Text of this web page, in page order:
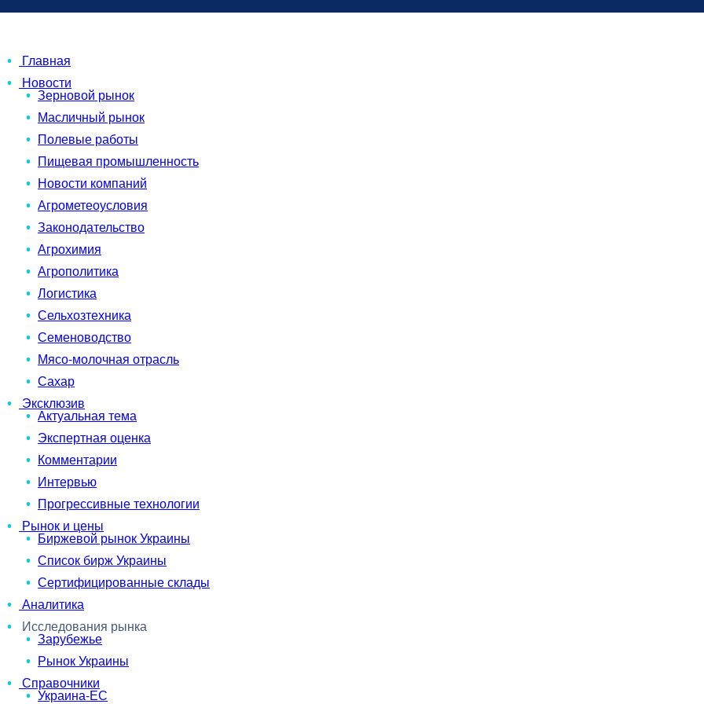
Главная
Новости
Зерновой рынок
Масличный рынок
Полевые работы
Пищевая промышленность
Новости компаний
Агрометеоусловия
Законодательство
Агрохимия
Агрополитика
Логистика
Сельхозтехника
Семеноводство
Мясо-молочная отрасль
Сахар
Эксклюзив
Актуальная тема
Экспертная оценка
Комментарии
Интервью
Прогрессивные технологии
Рынок и цены
Биржевой рынок Украины
Список бирж Украины
Сертифицированные склады
Аналитика
Исследования рынка
Зарубежье
Рынок Украины
Справочники
Украина-ЕС